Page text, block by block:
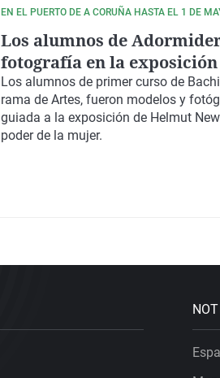
EN EL PUERTO DE A CORUÑA HASTA EL 1 DE
Los alumnos de
fotografía en la
retratista del poder de la
Los alumnos de primer curso de
rama de Artes, fueron modelos y
guiada a la exposición de Helmut
poder de la mujer.